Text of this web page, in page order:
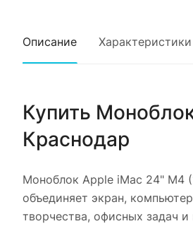
Описание Характеристики
Купить
Краснодар
Моноблок Apple iMac 24" M4
объединяет экран,
творчества, офисных задач